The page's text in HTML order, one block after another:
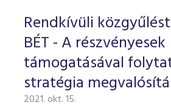
Rendkívüli
BÉT - A részvényesek
támogatásával
stratégia
2021. okt. 15.